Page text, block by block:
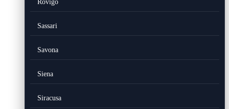
Rovigo
Sassari
Savona
Siena
Siracusa